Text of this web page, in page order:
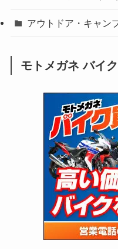
(60)
(31)
(51)
(34)
(5)
(12)
(109)
(38)
(24)
(16)
(25)
(24)
(47)
(15)
(5)
(64)
(16)
(62)
(4)
(6)
(17)
(5)
(1,226)
(12)
(131)
(38)
(131)
(167)
(85)
(21)
(61)
(171)
(98)
(13)
(60)
(274)
(171)
(38)
(59)
(1,141)
(415)
(137)
(73) (126)
(170)
アウトドア・キャン
(19)
(16)
モトメガネ バイ